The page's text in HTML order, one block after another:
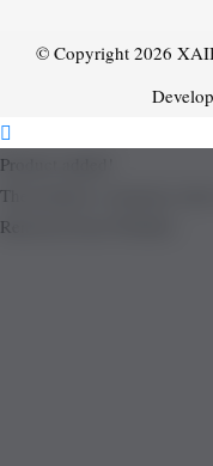
© Copyright 2026
Product added!
The product is already in the
Removed from Wishlist